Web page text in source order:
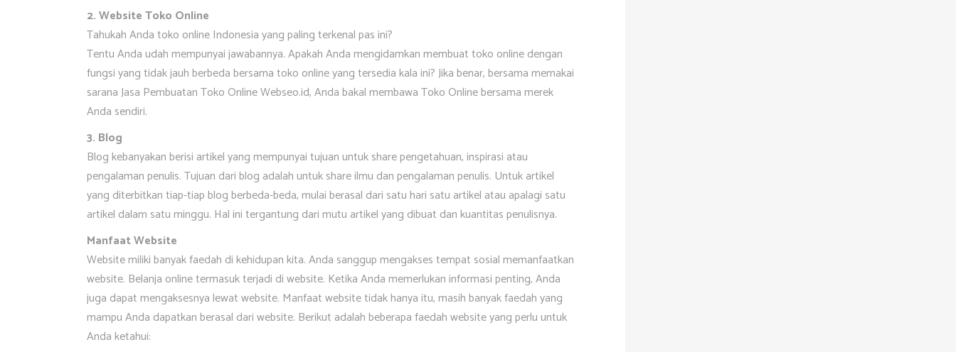
2. Website Toko Online
Tahukah Anda toko online Indonesia yang paling terkenal pas ini?
Tentu Anda udah mempunyai jawabannya. Apakah Anda mengidamkan membuat toko online dengan
fungsi yang tidak jauh berbeda bersama toko online yang tersedia kala ini? Jika benar, bersama memakai
sarana Jasa Pembuatan Toko Online Webseo.id, Anda bakal membawa Toko Online bersama merek
Anda sendiri.
3. Blog
Blog kebanyakan berisi artikel yang mempunyai tujuan untuk share pengetahuan, inspirasi atau
pengalaman penulis. Tujuan dari blog adalah untuk share ilmu dan pengalaman penulis. Untuk artikel
yang diterbitkan tiap-tiap blog berbeda-beda, mulai berasal dari satu hari satu artikel atau apalagi satu
artikel dalam satu minggu. Hal ini tergantung dari mutu artikel yang dibuat dan kuantitas penulisnya.
Manfaat Website
Website miliki banyak faedah di kehidupan kita. Anda sanggup mengakses tempat sosial memanfaatkan
website. Belanja online termasuk terjadi di website. Ketika Anda memerlukan informasi penting, Anda
juga dapat mengaksesnya lewat website. Manfaat website tidak hanya itu, masih banyak faedah yang
mampu Anda dapatkan berasal dari website. Berikut adalah beberapa faedah website yang perlu untuk
Anda ketahui: